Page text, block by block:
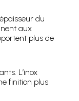
du
aux
plus de
L’inox
finition plus